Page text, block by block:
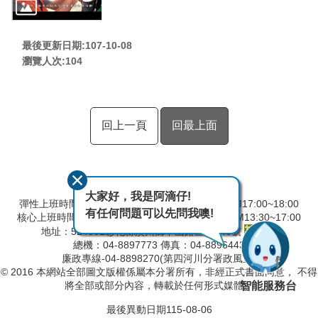
最後更新日期:107-10-08
瀏覽人次:104
回上一頁 回最上面
彈性上班時間：AM8:00~09:00 彈性下班時間：PM17:00~18:00
核心上班時間：星期一 ~ 星期五 AM8:30~12:30 PM13:30~17:00
地址：524001彰化縣溪州鄉中山路三段640號
總機：04-8897773 傳真：04-8896443
廉政專線-04-8898270(第四河川分署政風室)
© 2016 本網站全部圖文版權係屬本分署所有，非經正式書面同意， 不得
將全部或部分內容，轉載於任何形式媒體。
最後異動日期115-08-06
大家好，我是阿滴仔!
有任何問題可以先問我噢!
智能服務台